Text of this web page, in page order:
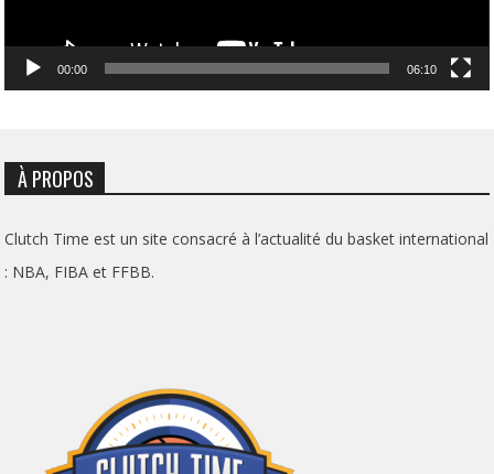
00:00 06:10
À PROPOS
Clutch Time est un site consacré à l’actualité du basket international
: NBA, FIBA et FFBB.